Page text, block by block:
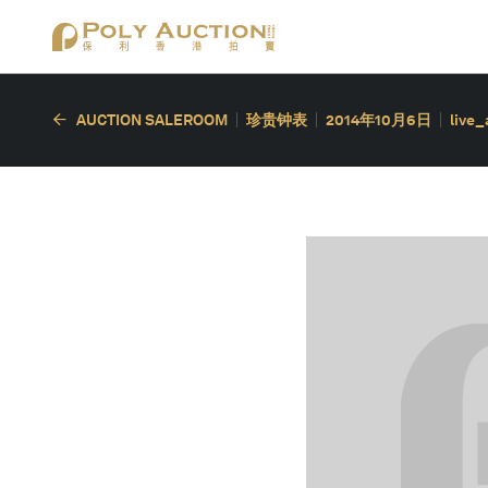
AUCTION SALEROOM 珍贵钟表 2014年10月6日